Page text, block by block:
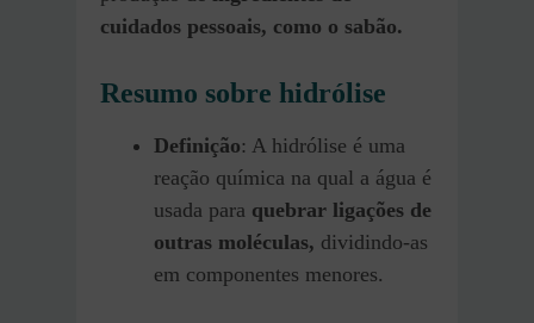
cuidados pessoais, como o sabão.
Resumo sobre hidrólise
Definição: A hidrólise é uma
reação química na qual a água é
usada para quebrar ligações de
outras moléculas, dividindo-as
em componentes menores.